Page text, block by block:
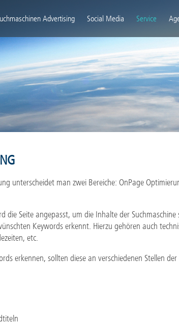
Advertising Social Media Service
unterscheidet man zwei Bereiche: OnPage
die Seite angepasst, um die Inhalte der
Keywords erkennt. Hierzu gehören auch
etc.
erkennen, sollten diese an verschiedenen Stellen